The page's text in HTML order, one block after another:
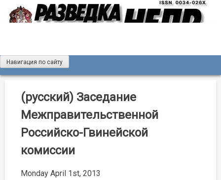
Журнал «Разведка и охрана недр»
Мы рады вас приветствовать на сайте журнала «Разведка
и охрана недр»
Навигация по сайту
(русский) Заседание
Межправительственной
Российско-Гвинейской
комиссии
Monday April 1st, 2013